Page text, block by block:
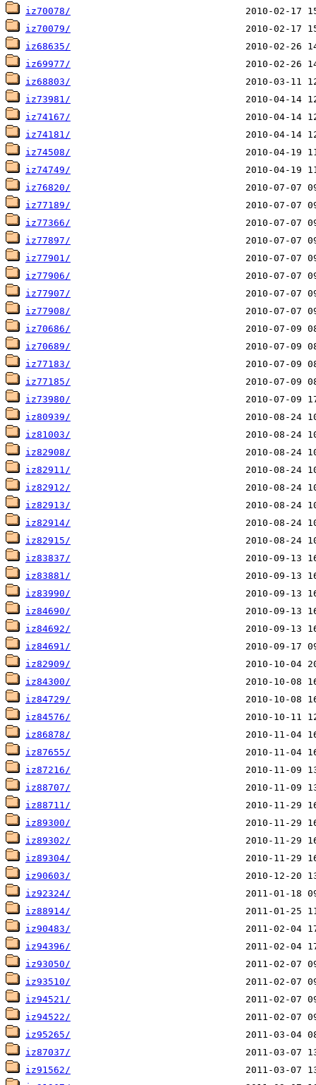
iz70078/
iz70079/
iz68635/
iz69977/
iz68803/
iz73981/
iz74167/
iz74181/
iz74508/
iz74749/
iz76820/
iz77189/
iz77366/
iz77897/
iz77901/
iz77906/
iz77907/
iz77908/
iz70686/
iz70689/
iz77183/
iz77185/
iz73980/
iz80939/
iz81003/
iz82908/
iz82911/
iz82912/
iz82913/
iz82914/
iz82915/
iz83837/
iz83881/
iz83990/
iz84690/
iz84692/
iz84691/
iz82909/
iz84300/
iz84729/
iz84576/
iz86878/
iz87655/
iz87216/
iz88707/
iz88711/
iz89300/
iz89302/
iz89304/
iz90603/
iz92324/
iz88914/
iz90483/
iz94396/
iz93050/
iz93510/
iz94521/
iz94522/
iz95265/
iz87037/
iz91562/